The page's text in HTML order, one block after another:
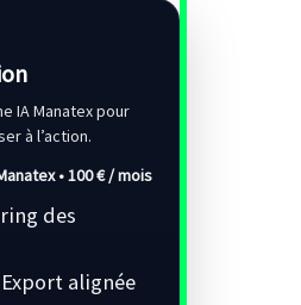
IA Manatex pour
à l’action.
•100 € / mois
des
alignée